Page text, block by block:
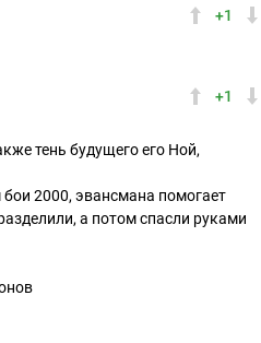
+1
+1
тень будущего его Ной,
бои 2000, эвансмана помогает
а потом спасли руками